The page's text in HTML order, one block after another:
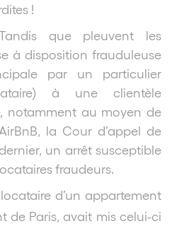
!
que pleuvent les
à disposition frauduleuse
par un particulier
à une clientèle
notamment au moyen de
la Cour d’appel de
un arrêt susceptible
fraudeurs.
d’un appartement
de Paris, avait mis celui-ci